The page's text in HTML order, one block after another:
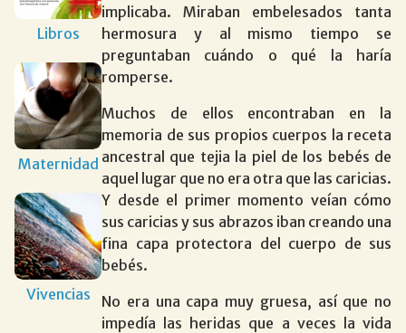
Libros
Maternidad
Vivencias
implicaba. Miraban embelesados tanta
hermosura y al mismo tiempo se
preguntaban cuándo o qué la haría
romperse.
Muchos de ellos encontraban en la
memoria de sus propios cuerpos la receta
ancestral que tejia la piel de los bebés de
aquel lugar que no era otra que las caricias.
Y desde el primer momento veían cómo
sus caricias y sus abrazos iban creando una
fina capa protectora del cuerpo de sus
bebés.
No era una capa muy gruesa, así que no
impedía las heridas que a veces la vida